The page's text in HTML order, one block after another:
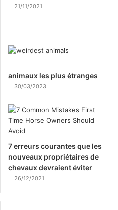
21/11/2021
animaux les plus étranges
30/03/2023
7 erreurs courantes que les
nouveaux propriétaires de
chevaux devraient éviter
26/12/2021